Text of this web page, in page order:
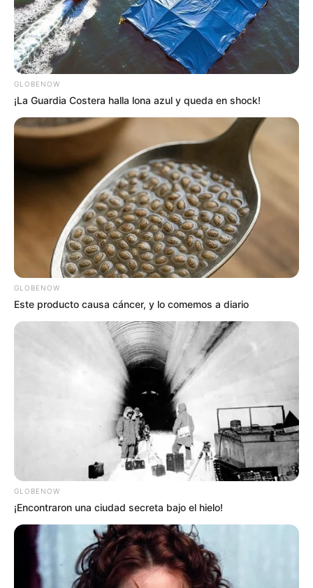
de Ovnilogía en Tenjo?
Para llegar desde Bogotá al Museo de Ovnilogía y Cultura
Ancestral en Tenjo
hay varias opciones sencillas y
económicas, tanto en transporte público como en
En transporte público
Desde la Terminal del Norte o desde el Portal de
TransMilenio en la calle 80,salen buses
intermunicipales directos hacia Tenjo. El trayecto
toma entre 40 minutos y 1 hora, dependiendo del
tráfico y las paradas.
El precio del pasaje de bus está entre $6.000 y
$8.000 pesos por trayecto.
Los buses suelen salir cada 15-20 minutos y llegan
al centro de Tenjo
taxis locales o transporte por aplicación hasta la
sede del museo en la vereda Guangatá, Finca La
En carro particular
Desde Bogotá el recorrido directo es por la calle 80
o Autopista Medellín.
Son aproximadamente 37
kilómetros y el viaje puede durar de 45 minutos a
, según el tráfico.
Se debe tomar la salida hacia Cota, luego seguir las
indicaciones hacia Tenjo, yfinalmente buscar la
dirección vereda Guangatá, Finca La Pesquera
donde está el museo.
Hay zonas de parqueadero en el museo yse
recomienda consultar previamente la dirección
GLOBENOW
¡La Guardia Costera halla lona azul y queda en shock!
GLOBENOW
Este producto causa cáncer, y lo comemos a diario
GLOBENOW
¡Encontraron una ciudad secreta bajo el hielo!